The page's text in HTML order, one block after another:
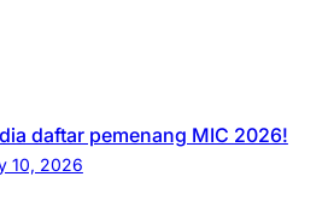
daftar pemenang MIC 2026!
10, 2026